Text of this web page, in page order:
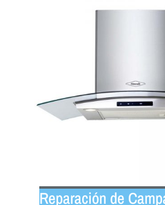
Reparación de